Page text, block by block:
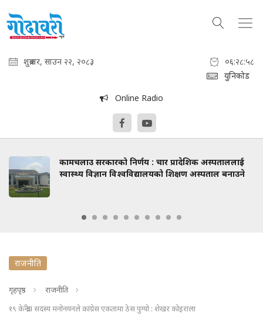
शुक्रबार, साउन २२, २०८३
०६:२८:५९
युनिकोड
Online Radio
कामचलाउ सरकारको निर्णय : चार प्रादेशिक अस्पताललाई
स्वास्थ्य विज्ञान विश्वविद्यालयको शिक्षण अस्पताल बनाउने
राजनीति
गृहपृष्ठ
राजनीति
१९ केन्द्रीय सदस्य मनोनयनले कांग्रेस एकतामा ठेस पुग्यो : शेखर कोइराला